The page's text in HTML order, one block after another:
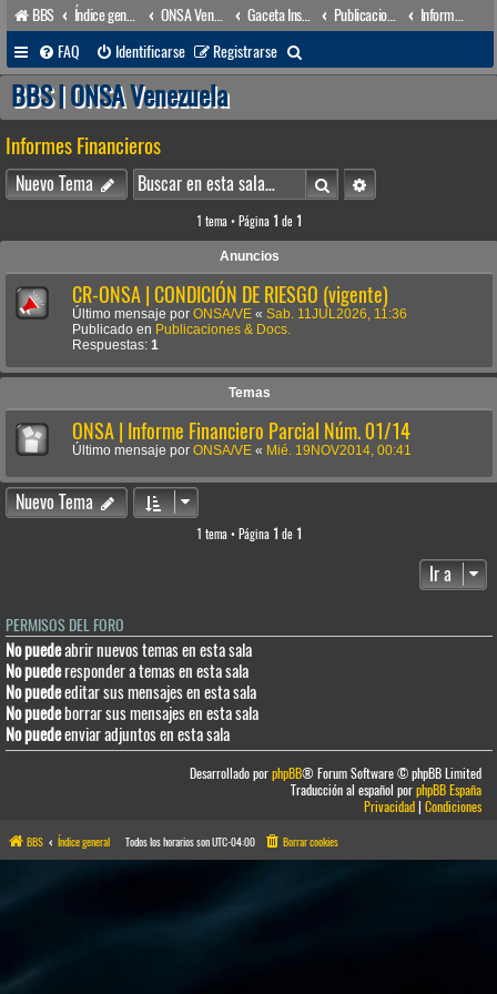
BBS Índice general ONSA Venezuela (acceso público) Gaceta Institucional Publicaciones & Docs.
FAQ
Identificarse Registrarse
u
a
r
BBS | ONSA Venezuela
Informes Financieros
Nuevo Tema BuscarBúsqueda avanzada
1 tema • Página 1 de 1
Anuncios
CR-ONSA | CONDICIÓN DE RIESGO (vigente)
Último mensaje por ONSA/VE « Sab. 11JUL2026, 11:36
Publicado en Publicaciones & Docs.
Respuestas: 1
Temas
ONSA | Informe Financiero Parcial Núm. 01/14
Último mensaje por ONSA/VE « Mié. 19NOV2014, 00:41
Nuevo Tema
1 tema • Página 1 de 1
Ir a
PERMISOS DEL FORO
No puedeabrir nuevos temas en esta sala
No puederesponder a temas en esta sala
No puedeeditar sus mensajes en esta sala
No puedeborrar sus mensajes en esta sala
No puedeenviar adjuntos en esta sala
Desarrollado porphpBB® Forum Software © phpBB Limited
Traducción al español porphpBB España
Privacidad|Condiciones
BBS Índice general Todos los horarios sonUTC-04:00 Borrar cookies